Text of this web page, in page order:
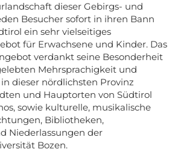
dieser Gebirgs- und
Besucher sofort in ihren Bann
ein sehr vielseitiges
für Erwachsene und Kinder. Das
verdankt seine Besonderheit
Mehrsprachigkeit und
dieser nördlichsten Provinz
und Hauptorten von Südtirol
sowie kulturelle, musikalische
Bibliotheken,
Niederlassungen der
Bozen.